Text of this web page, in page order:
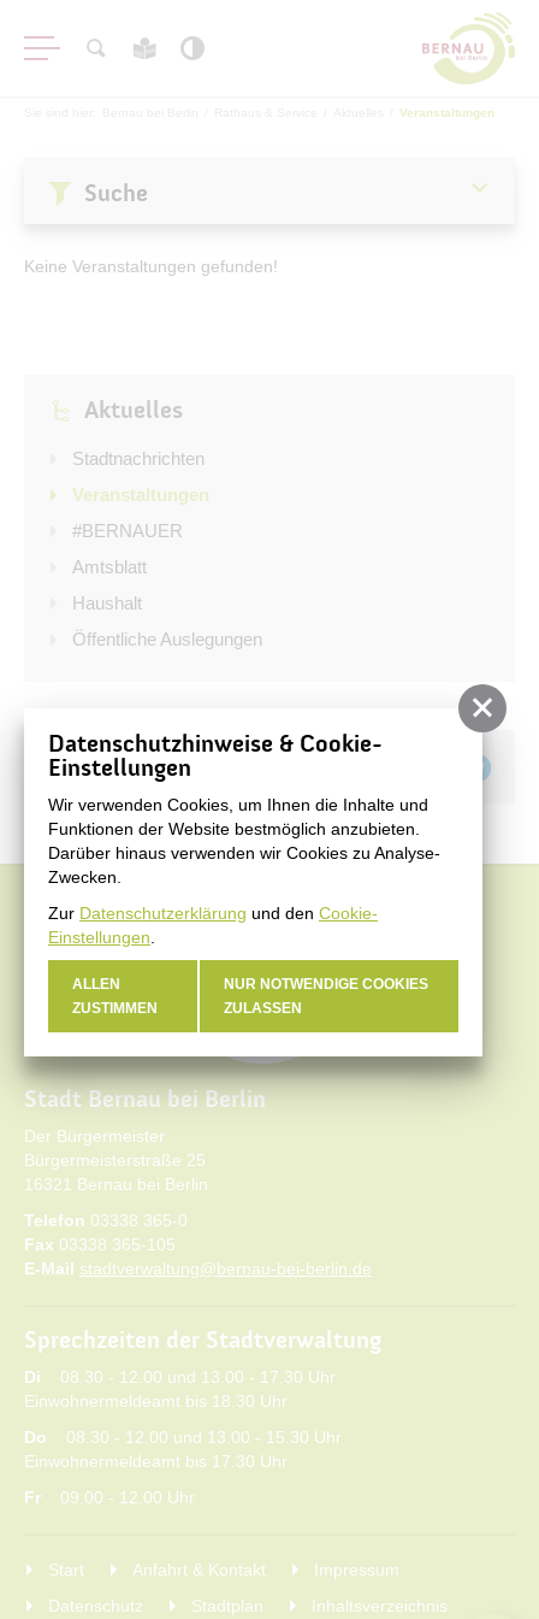
Aktuelles
Amtsblatt
Haushalt
Öffentliche Auslegungen
Bürgerservice
Bürgerinformation
Stadtverwaltung
Veranstaltungen
Keine Veranstaltungen gefunden!
Suche
Aktuelles
Stadtnachrichten
Veranstaltungen
#BERNAUER
Amtsblatt
Haushalt
Öffentliche Auslegungen
Teilen auf
Stadt Bernau bei Berlin
Der Bürgermeister
Bürgermeisterstraße 25
16321 Bernau bei Berlin
Telefon 03338 365-0
Fax 03338 365-105
E-Mail stadtverwaltung@bernau-bei-berlin.de
Sprechzeiten der Stadtverwaltung
Di 08.30 - 12.00 und 13.00 - 17.30 Uhr
Einwohnermeldeamt bis 18.30 Uhr
Do 08.30 - 12.00 und 13.00 - 15.30 Uhr
Einwohnermeldeamt bis 17.30 Uhr
Fr 09.00 - 12.00 Uhr
Start Anfahrt & Kontakt
Impressum
Datenschutz
Stadtplan Inhaltsverzeichnis
Datenschutzhinweise & Cookie-
Einstellungen
Wir verwenden Cookies, um Ihnen die Inhalte und
Funktionen der Website bestmöglich anzubieten.
Darüber hinaus verwenden wir Cookies zu Analyse-
Zwecken.
Zur Datenschutzerklärung und den Cookie-
Einstellungen
ALLEN
ZUSTIMMEN
NUR NOTWENDIGE COOKIES
ZULASSEN